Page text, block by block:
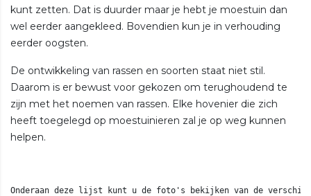
kunt zetten. Dat is duurder maar je hebt je moestuin dan
wel eerder aangekleed. Bovendien kun je in verhouding
eerder oogsten.
De ontwikkeling van rassen en soorten staat niet stil.
Daarom is er bewust voor gekozen om terughoudend te
zijn met het noemen van rassen. Elke hovenier die zich
heeft toegelegd op moestuinieren zal je op weg kunnen
helpen.
Onderaan deze lijst kunt u de foto's bekijken van de